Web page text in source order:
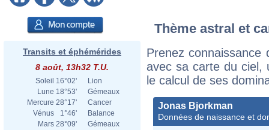
Transits et éphémérides
8 août, 13h32 T.U.
Soleil 16°02'
Lion
Lune 18°53'
Gémeaux
Mercure 28°17'
Cancer
Vénus
1°46'
Balance
Mars 28°09'
Gémeaux
Thème astral et
Prenez
avec sa carte du ciel,
le calcul de ses
Jonas Bjorkman
Données de naissance et